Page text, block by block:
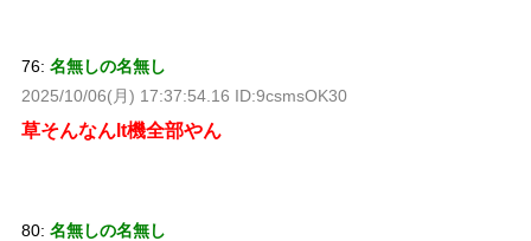
76: 名無しの名無し
2025/10/06(月) 17:37:54.16 ID:9csmsOK30
草そんなんlt機全部やん
80: 名無しの名無し